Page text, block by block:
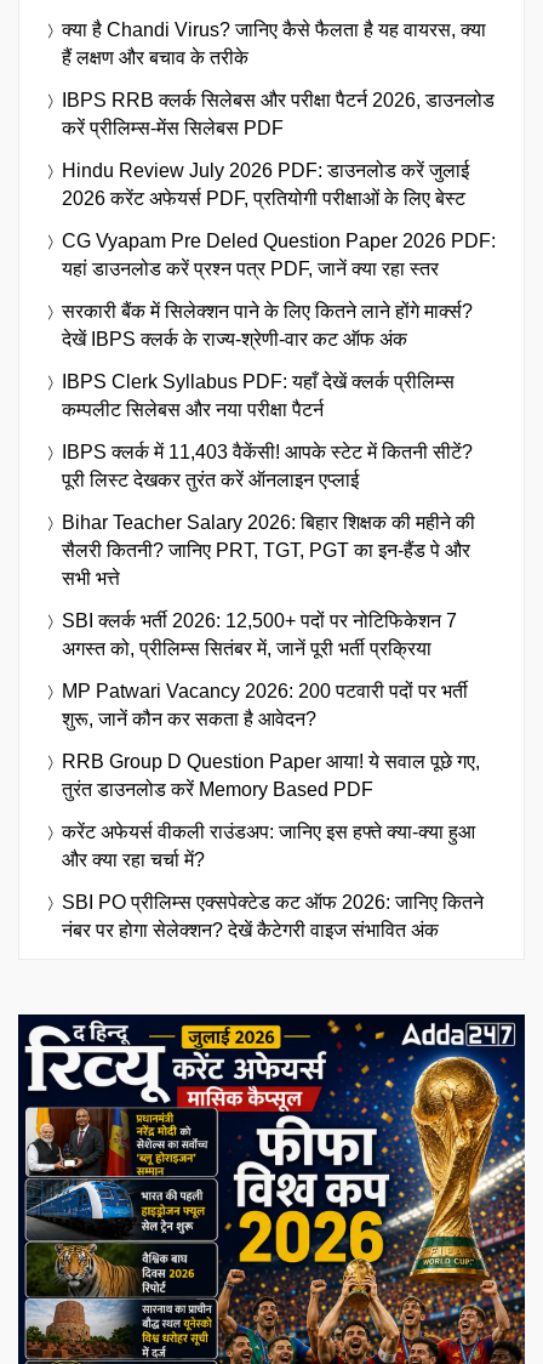
क्या है Chandi Virus? जानिए कैसे फैलता है यह वायरस, क्या
हैं लक्षण और बचाव के तरीके
IBPS RRB क्लर्क सिलेबस और परीक्षा पैटर्न 2026, डाउनलोड
करें प्रीलिम्स-मेंस सिलेबस PDF
Hindu Review July 2026 PDF: डाउनलोड करें जुलाई
2026 करेंट अफेयर्स PDF, प्रतियोगी परीक्षाओं के लिए बेस्ट
CG Vyapam Pre Deled Question Paper 2026 PDF:
यहां डाउनलोड करें प्रश्न पत्र PDF, जानें क्या रहा स्तर
सरकारी बैंक में सिलेक्शन पाने के लिए कितने लाने होंगे मार्क्स?
देखें IBPS क्लर्क के राज्य-श्रेणी-वार कट ऑफ अंक
IBPS Clerk Syllabus PDF: यहाँ देखें क्लर्क प्रीलिम्स
कम्पलीट सिलेबस और नया परीक्षा पैटर्न
IBPS क्लर्क में 11,403 वैकेंसी! आपके स्टेट में कितनी सीटें?
पूरी लिस्ट देखकर तुरंत करें ऑनलाइन एप्लाई
Bihar Teacher Salary 2026: बिहार शिक्षक की महीने की
सैलरी कितनी? जानिए PRT, TGT, PGT का इन-हैंड पे और
सभी भत्ते
SBI क्लर्क भर्ती 2026: 12,500+ पदों पर नोटिफिकेशन 7
अगस्त को, प्रीलिम्स सितंबर में, जानें पूरी भर्ती प्रक्रिया
MP Patwari Vacancy 2026: 200 पटवारी पदों पर भर्ती
शुरू, जानें कौन कर सकता है आवेदन?
RRB Group D Question Paper आया! ये सवाल पूछे गए,
तुरंत डाउनलोड करें Memory Based PDF
करेंट अफेयर्स वीकली राउंडअप: जानिए इस हफ्ते क्या-क्या हुआ
और क्या रहा चर्चा में?
SBI PO प्रीलिम्स एक्सपेक्टेड कट ऑफ 2026: जानिए कितने
नंबर पर होगा सेलेक्शन? देखें कैटेगरी वाइज संभावित अंक